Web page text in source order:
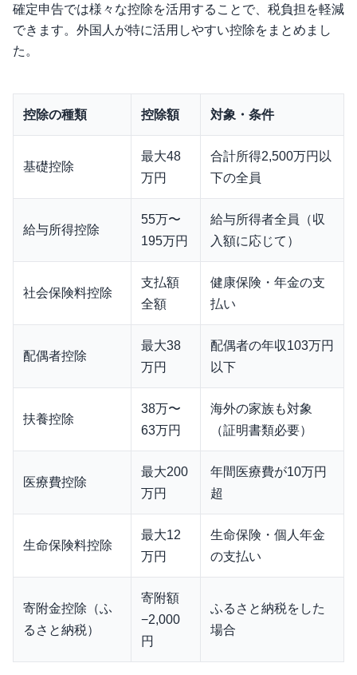
確定申告では様々な控除を活用することで、税負担を軽減
できます。外国人が特に活用しやすい控除をまとめまし
た。
控除の種類 控除額 対象・条件
基礎控除
最大48
万円
合計所得2,500万円以
下の全員
給与所得控除
55万〜
195万円
給与所得者全員（収
入額に応じて）
社会保険料控除
支払額
全額
健康保険・年金の支
払い
配偶者控除
最大38
万円
配偶者の年収103万円
以下
扶養控除
38万〜
63万円
海外の家族も対象
（証明書類必要）
医療費控除
最大200
万円
年間医療費が10万円
超
生命保険料控除
最大12
万円
生命保険・個人年金
の支払い
寄附金控除（ふ
るさと納税）
寄附額
−2,000
円
ふるさと納税をした
場合